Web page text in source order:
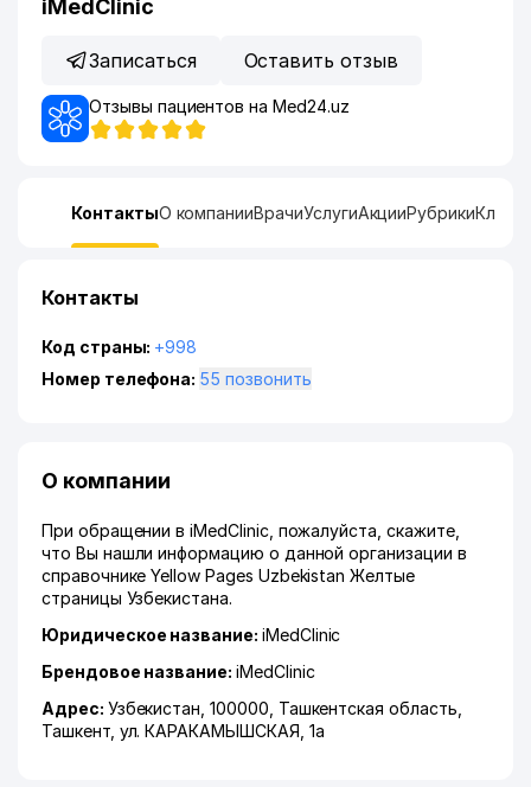
iMedClinic
Записаться Оставить отзыв
Отзывы пациентов на Med24.uz
КонтактыО компанииВрачиУслугиАкцииРубрики
Контакты
Код страны: +998
Номер телефона:
55 позвонить
О компании
При обращении в iMedClinic, пожалуйста, скажите,
что Вы нашли информацию о данной организации в
справочнике Yellow Pages Uzbekistan Желтые
страницы Узбекистана.
Юридическое название: iMedClinic
Брендовое название: iMedClinic
Адрес: Узбекистан, 100000, Ташкентская область
Ташкент, ул. КАРАКАМЫШСКАЯ , 1а